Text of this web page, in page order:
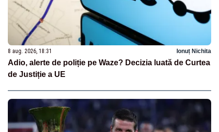
8 aug. 2026, 18:31 Ionuț Nichita
Adio, alerte de poliție pe Waze? Decizia luată de Curtea
de Justiție a UE